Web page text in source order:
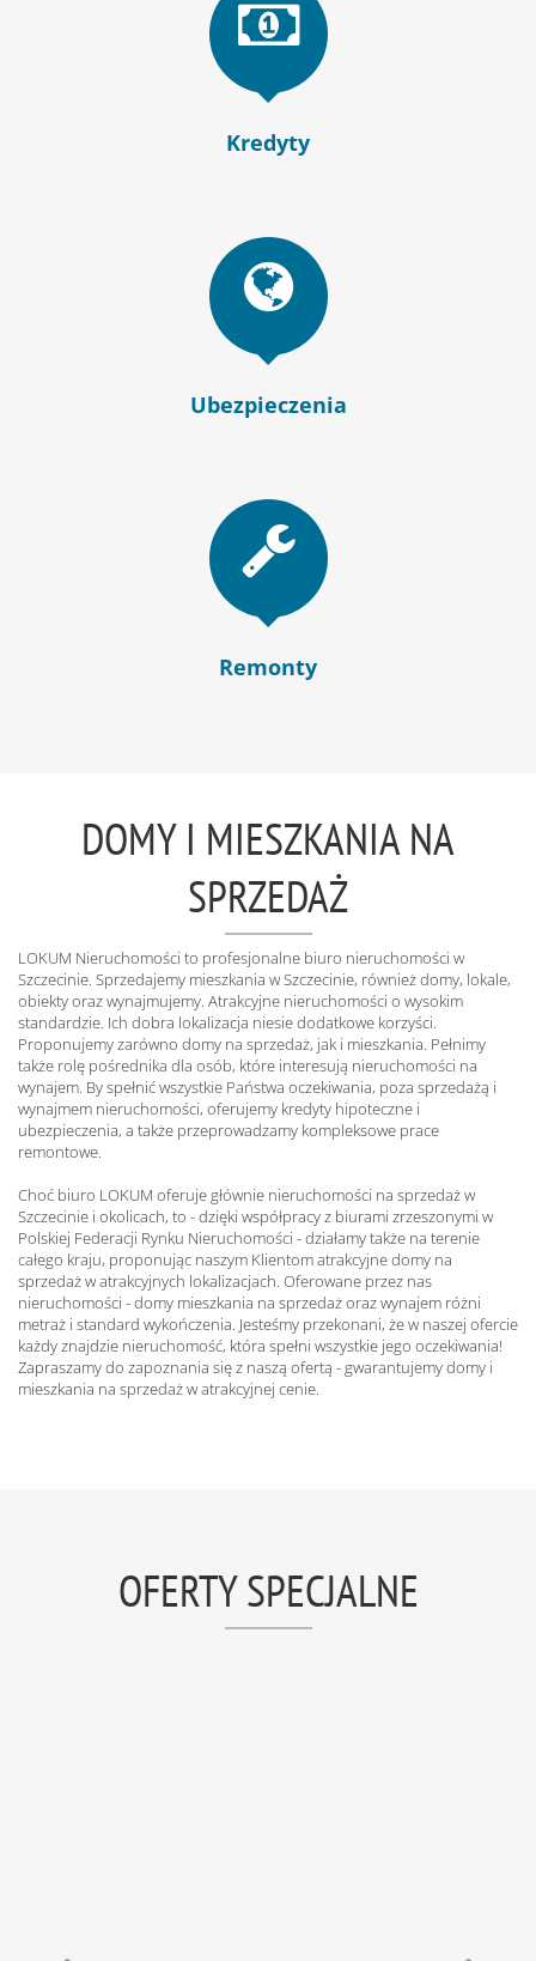
Kredyty
Ubezpieczenia
Remonty
DOMY I MIESZKANIA NA
SPRZEDAŻ
LOKUM Nieruchomości to profesjonalne biuro nieruchomości w
Szczecinie. Sprzedajemy mieszkania w Szczecinie, również domy, lokale,
obiekty oraz wynajmujemy. Atrakcyjne nieruchomości o wysokim
standardzie. Ich dobra lokalizacja niesie dodatkowe korzyści.
Proponujemy zarówno domy na sprzedaż, jak i mieszkania. Pełnimy
także rolę pośrednika dla osób, które interesują nieruchomości na
wynajem. By spełnić wszystkie Państwa oczekiwania, poza sprzedażą i
wynajmem nieruchomości, oferujemy kredyty hipoteczne i
ubezpieczenia, a także przeprowadzamy kompleksowe prace
remontowe.
Choć biuro LOKUM oferuje głównie nieruchomości na sprzedaż w
Szczecinie i okolicach, to - dzięki współpracy z biurami zrzeszonymi w
Polskiej Federacji Rynku Nieruchomości - działamy także na terenie
całego kraju, proponując naszym Klientom atrakcyjne domy na
sprzedaż w atrakcyjnych lokalizacjach. Oferowane przez nas
nieruchomości - domy mieszkania na sprzedaż oraz wynajem różni
metraż i standard wykończenia. Jesteśmy przekonani, że w naszej ofercie
każdy znajdzie nieruchomość, która spełni wszystkie jego oczekiwania!
Zapraszamy do zapoznania się z naszą ofertą - gwarantujemy domy i
mieszkania na sprzedaż w atrakcyjnej cenie.
OFERTY SPECJALNE